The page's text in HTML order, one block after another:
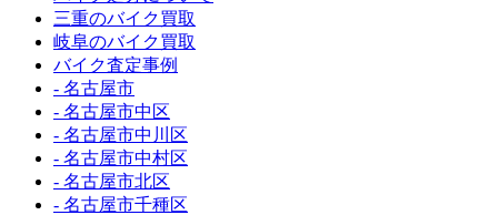
三重のバイク買取
岐阜のバイク買取
バイク査定事例
- 名古屋市
- 名古屋市中区
- 名古屋市中川区
- 名古屋市中村区
- 名古屋市北区
- 名古屋市千種区